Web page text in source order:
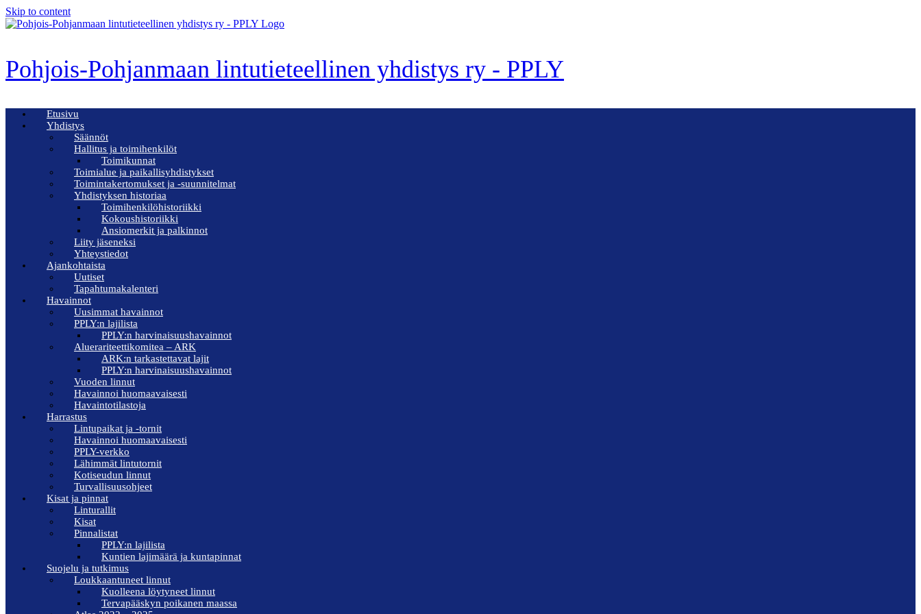
Skip to content
Pohjois-Pohjanmaan lintutieteellinen yhdistys ry - PPLY
Etusivu
Yhdistys
Säännöt
Hallitus ja toimihenkilöt
Toimikunnat
Toimialue ja paikallisyhdistykset
Toimintakertomukset ja -suunnitelmat
Yhdistyksen historiaa
Toimihenkilöhistoriikki
Kokoushistoriikki
Ansiomerkit ja palkinnot
Liity jäseneksi
Yhteystiedot
Ajankohtaista
Uutiset
Tapahtumakalenteri
Havainnot
Uusimmat havainnot
PPLY:n lajilista
PPLY:n harvinaisuushavainnot
Aluerariteettikomitea – ARK
ARK:n tarkastettavat lajit
PPLY:n harvinaisuushavainnot
Vuoden linnut
Havainnoi huomaavaisesti
Havaintotilastoja
Harrastus
Lintupaikat ja -tornit
Havainnoi huomaavaisesti
PPLY-verkko
Lähimmät lintutornit
Kotiseudun linnut
Turvallisuusohjeet
Kisat ja pinnat
Linturallit
Kisat
Pinnalistat
PPLY:n lajilista
Kuntien lajimäärä ja kuntapinnat
Suojelu ja tutkimus
Loukkaantuneet linnut
Kuolleena löytyneet linnut
Tervapääskyn poikanen maassa